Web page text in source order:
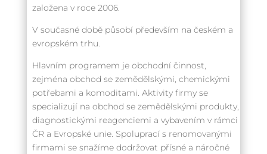
založena v roce 2006.
V současné době působí především na českém a
evropském trhu.
Hlavním programem je obchodní činnost,
zejména obchod se zemědělskými, chemickými
potřebami a komoditami. Aktivity firmy se
specializují na obchod se zemědělskými produkty,
diagnostickými reagenciemi a vybavením v rámci
ČR a Evropské unie. Spoluprací s renomovanými
firmami se snažíme dodržovat přísné a náročné